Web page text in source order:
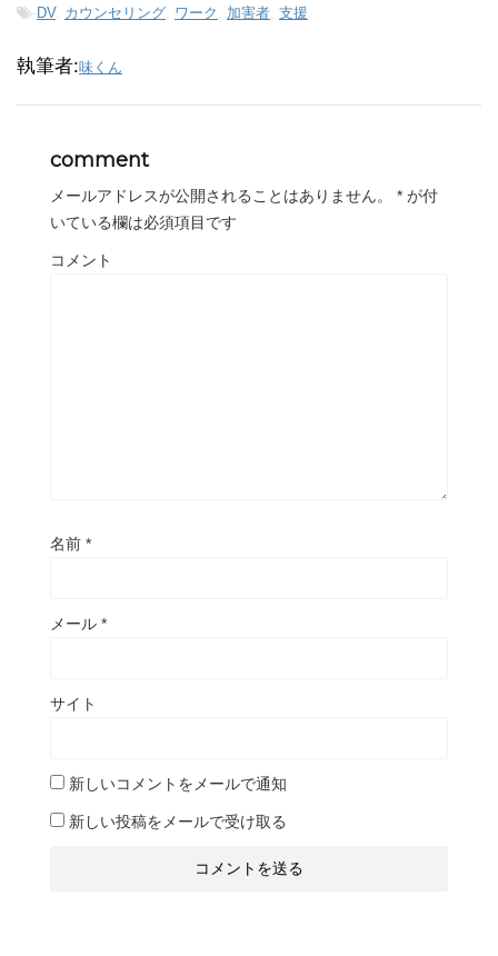
-DV, カウンセリング, ワーク , 加害者, 支援
執筆者:味くん
comment
メールアドレスが公開されることはありません。 * が付
いている欄は必須項目です
コメント
名前 *
メール *
サイト
新しいコメントをメールで通知
新しい投稿をメールで受け取る